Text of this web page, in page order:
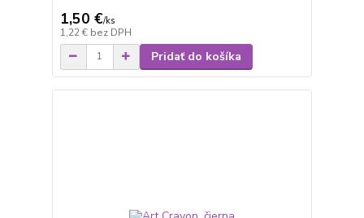
1,50 €/ks
1,22 € bez DPH
Pridať do košíka